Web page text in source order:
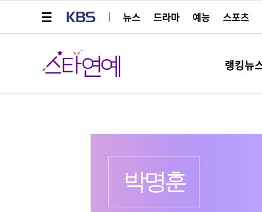
뉴스
드라마 예능 스포츠
스타연예
랭킹뉴
박명훈
프로필
출생 :더보기